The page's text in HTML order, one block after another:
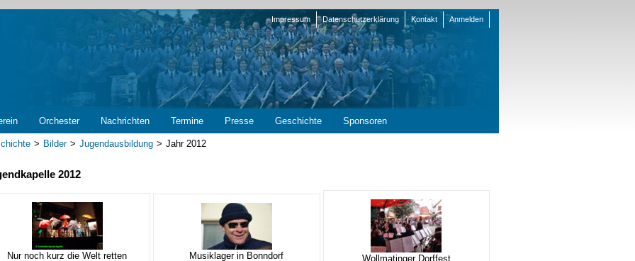
Navigation
überspringen
Impressum Datenschutzerklärung Kontakt Anmelden
Orchester Nachrichten Termine Presse Geschichte Sponsoren
Bilder Jugendausbildung Jahr 2012
2012
Nur noch kurz die Welt retten Musiklager in Bonndorf Wollmatinger Dorffest